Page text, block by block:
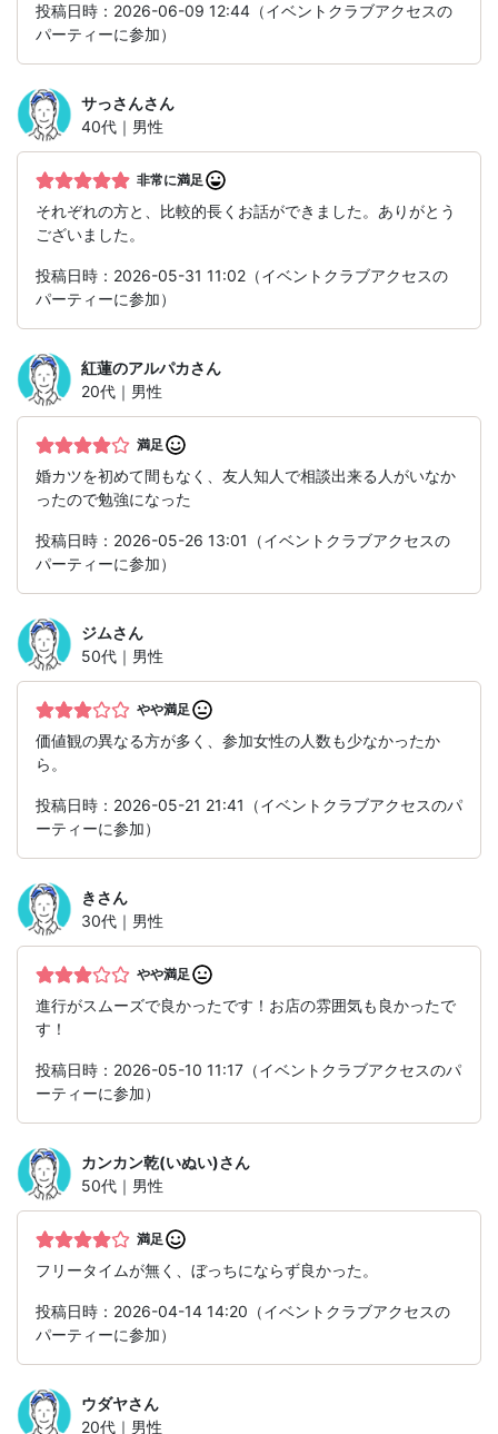
投稿日時：2026-06-09 12:44（イベントクラブアクセスの
パーティーに参加）
サっさんさん
40代｜男性
非常に満足
それぞれの方と、比較的長くお話ができました。ありがとう
ございました。
投稿日時：2026-05-31 11:02（イベントクラブアクセスの
パーティーに参加）
紅蓮のアルパカさん
20代｜男性
満足
婚カツを初めて間もなく、友人知人で相談出来る人がいなか
ったので勉強になった
投稿日時：2026-05-26 13:01（イベントクラブアクセスの
パーティーに参加）
ジムさん
50代｜男性
やや満足
価値観の異なる方が多く、参加女性の人数も少なかったか
ら。
投稿日時：2026-05-21 21:41（イベントクラブアクセスのパ
ーティーに参加）
きさん
30代｜男性
やや満足
進行がスムーズで良かったです！お店の雰囲気も良かったで
す！
投稿日時：2026-05-10 11:17（イベントクラブアクセスのパ
ーティーに参加）
カンカン乾(いぬい)さん
50代｜男性
満足
フリータイムが無く、ぼっちにならず良かった。
投稿日時：2026-04-14 14:20（イベントクラブアクセスの
パーティーに参加）
ウダヤさん
20代｜男性